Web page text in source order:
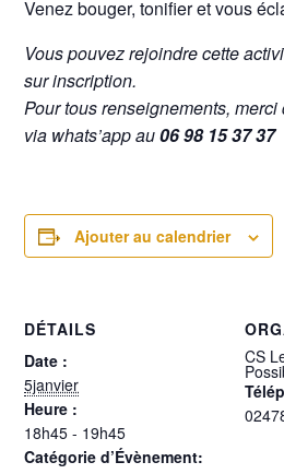
Venez bouger, tonifier et vous
Vous pouvez rejoindre cette
sur inscription.
Pour tous renseignements, merci
via whats’app au06 98 15 37 37
Ajouter au calendrier
DÉTAILS
Date :
5janvier
Heure :
18h45 - 19h45
Catégorie d’Évènement:
CS